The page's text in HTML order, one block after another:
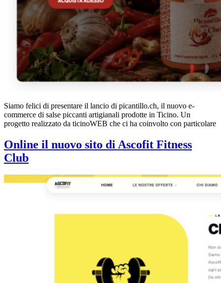
Siamo felici di presentare il lancio di picantillo.ch, il nuovo e-
commerce di salse piccanti artigianali prodotte in Ticino. Un
progetto realizzato da ticinoWEB che ci ha coinvolto con particolare
Online il nuovo sito di Ascofit Fitness
Club